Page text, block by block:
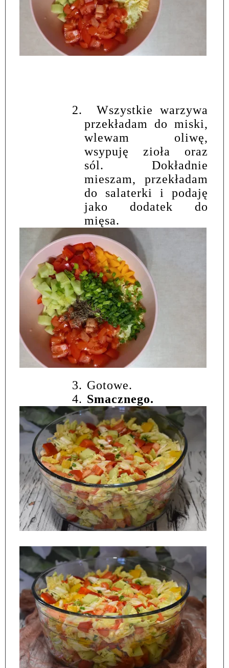
2.
Wszystkie warzywa
przekładam do miski,
wlewam oliwę,
wsypuję zioła oraz
sól. Dokładnie
mieszam, przekładam
do salaterki i podaję
jako dodatek do
mięsa.
3. Gotowe.
4. Smacznego.